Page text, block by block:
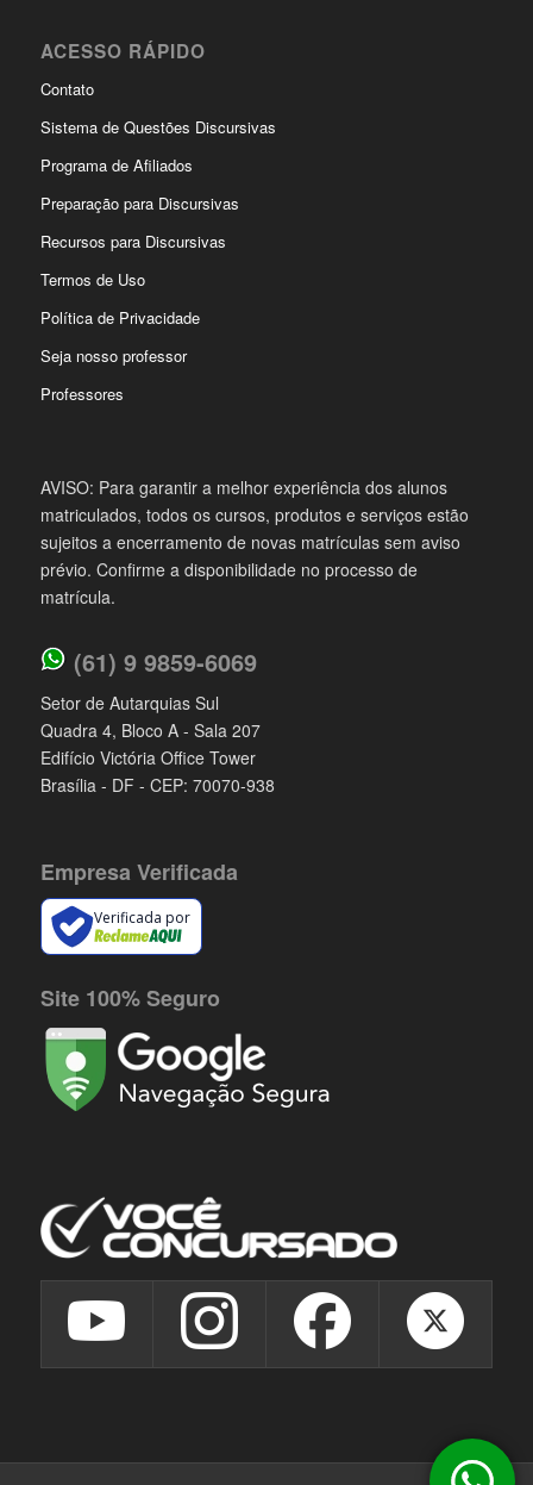
ACESSO RÁPIDO
Contato
Sistema de Questões Discursivas
Programa de Afiliados
Preparação para Discursivas
Recursos para Discursivas
Termos de Uso
Política de Privacidade
Seja nosso professor
Professores
AVISO: Para garantir a melhor experiência dos alunos
matriculados, todos os cursos, produtos e serviços estão
sujeitos a encerramento de novas matrículas sem aviso
prévio. Confirme a disponibilidade no processo de
matrícula.
(61) 9 9859-6069
Setor de Autarquias Sul
Quadra 4, Bloco A - Sala 207
Edifício Victória Office Tower
Brasília - DF - CEP: 70070-938
Empresa Verificada
Verificada por
Site 100% Seguro